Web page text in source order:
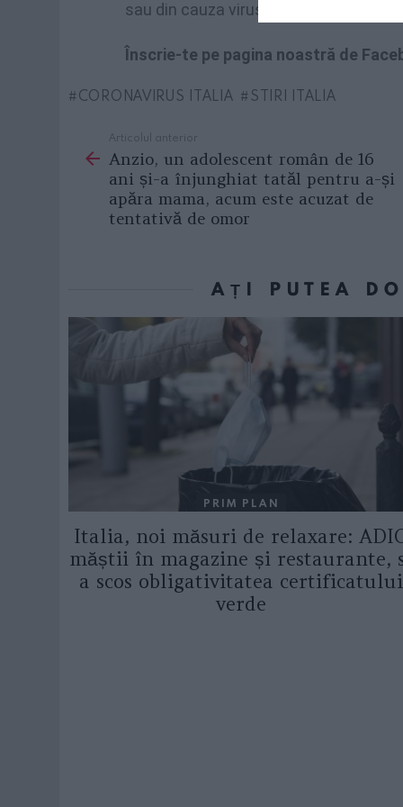
sau din cauza virusului corona.
Înscrie-te pe pagina noastră de
CORONAVIRUS ITALIA STIRI ITALIA
more
Articolul anterior
Anzio, un adolescent român de 16
ani și-a înjunghiat tatăl pentru a-și
apăra mama, acum este acuzat de
tentativă de omor
AȚI PUTEA
PRIM PLAN
Italia, noi măsuri de relaxare:
măștii în magazine și restaurante,
a scos obligativitatea certificatului
verde